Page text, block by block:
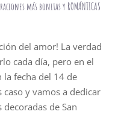
más bonitas y ROMÁNTICAS
del amor! La verdad
cada día, pero en el
la fecha del 14 de
y vamos a dedicar
de San